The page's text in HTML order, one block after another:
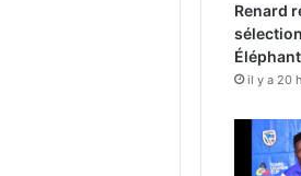
Renard
il y a 20